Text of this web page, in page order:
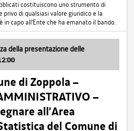
costituiscono uno strumento di
di qualsiasi valore giuridico e la
in capo all'Ente che ha emanato il bando.
della presentazione delle
di Zoppola –
–
all’Area
del Comune di